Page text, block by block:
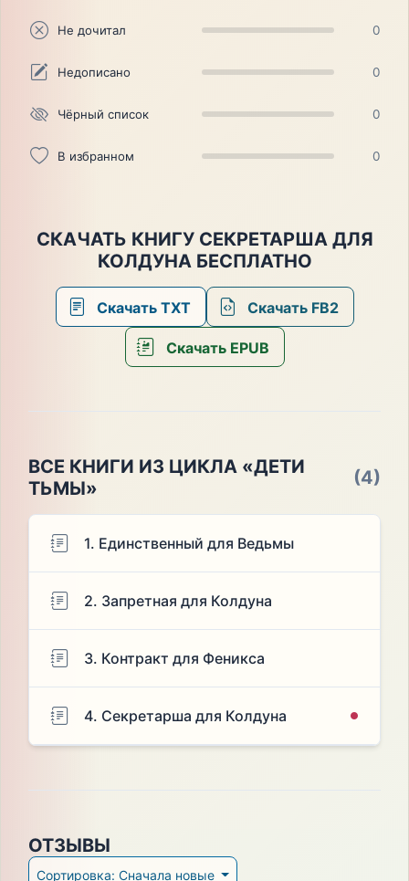
Не дочитал 0
Недописано 0
Чёрный список 0
В избранном 0
СКАЧАТЬ КНИГУ СЕКРЕТАРША ДЛЯ
КОЛДУНА БЕСПЛАТНО
Скачать TXT Скачать FB2
Скачать EPUB
ВСЕ КНИГИ ИЗ ЦИКЛА «ДЕТИ
ТЬМЫ»
(4)
1. Единственный для Ведьмы
2. Запретная для Колдуна
3. Контракт для Феникса
4. Секретарша для Колдуна
ОТЗЫВЫ
Сортировка: Сначала новые